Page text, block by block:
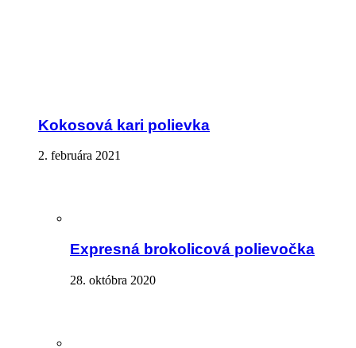
Kokosová kari polievka
2. februára 2021
Expresná brokolicová polievočka
28. októbra 2020